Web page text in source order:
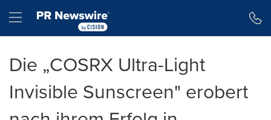
Hamburger menu
Die „COSRX Ultra-Light
Invisible Sunscreen" erobert